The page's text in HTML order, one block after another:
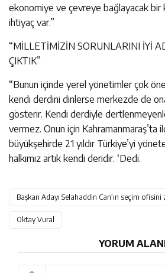
ekonomiye ve çevreye bağlayacak bir
ihtiyaç var.”
“MİLLETİMİZİN SORUNLARINI İYİ
ÇIKTIK”
“Bunun içinde yerel yönetimler çok
kendi derdini dinlerse merkezde de
gösterir. Kendi derdiyle
vermez. Onun için Kahramanmaraş’ta
büyükşehirde 21 yıldır Türkiye’yi
halkımız artık kendi deridir. ‘Dedi.
Başkan Adayı Selahaddin Can’ın seçim
Oktay Vural
YORUM